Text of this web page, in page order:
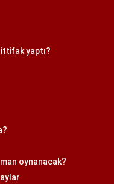
yaptı?
oynanacak?